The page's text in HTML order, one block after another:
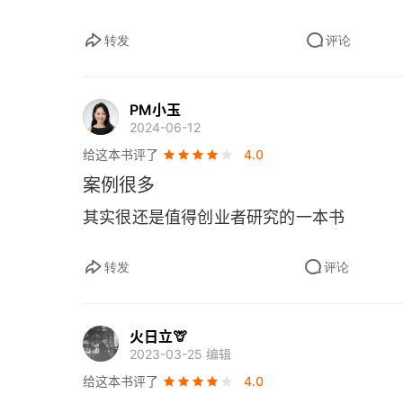
and these cannot be separated
转发 评论
PM小玉
2024-06-12
给这本书评了
4.0
案例很多
其实很还是值得创业者研究的一本书
转发 评论
火日立🦒
2023-03-25 编辑
给这本书评了
4.0